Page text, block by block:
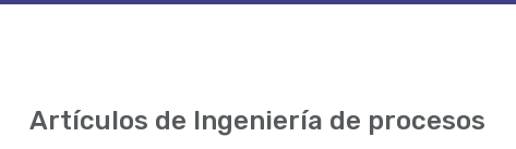
Artículos de Ingeniería de procesos